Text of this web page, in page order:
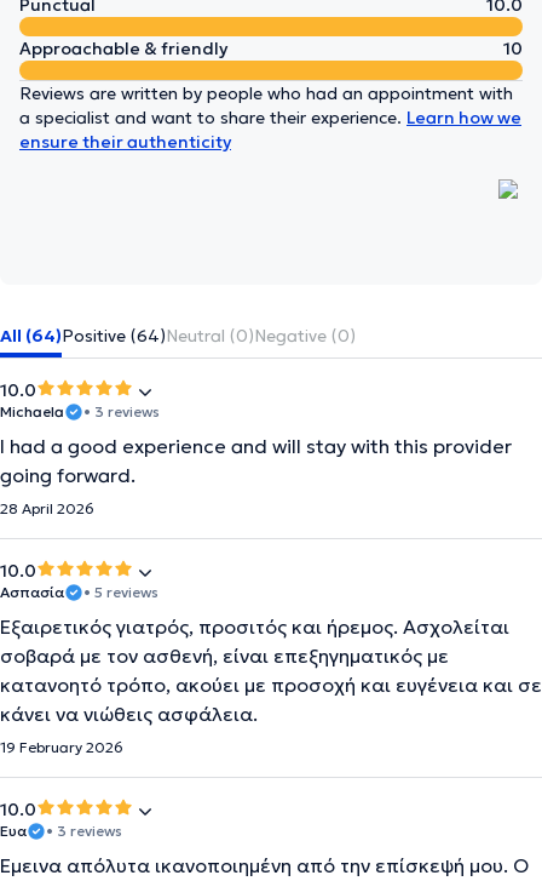
Punctual
10.0
Approachable & friendly
10
Reviews are written by people who had an appointment with
a specialist and want to share their experience. Learn how we
ensure their authenticity
All (64)Positive (64)Neutral (0)Negative (0)
10.0
Michaela • 3 reviews
I had a good experience and will stay with this provider
going forward.
28 April 2026
10.0
Ασπασία • 5 reviews
Εξαιρετικός γιατρός, προσιτός και ήρεμος. Ασχολείται
σοβαρά με τον ασθενή, είναι επεξηγηματικός με
κατανοητό τρόπο, ακούει με προσοχή και ευγένεια και σε
κάνει να νιώθεις ασφάλεια.
19 February 2026
10.0
Ευα • 3 reviews
Έμεινα απόλυτα ικανοποιημένη από την επίσκεψή μου. Ο